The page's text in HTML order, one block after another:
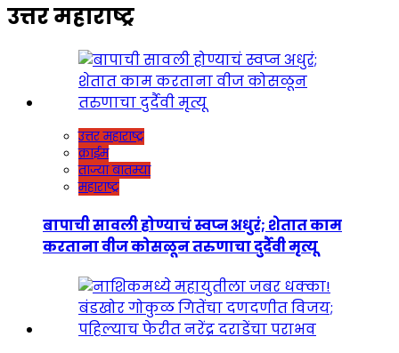
उत्तर महाराष्ट्र
उत्तर महाराष्ट्र
क्राईम
ताज्या बातम्या
महाराष्ट्र
बापाची सावली होण्याचं स्वप्न अधुरं; शेतात काम
करताना वीज कोसळून तरुणाचा दुर्दैवी मृत्यू